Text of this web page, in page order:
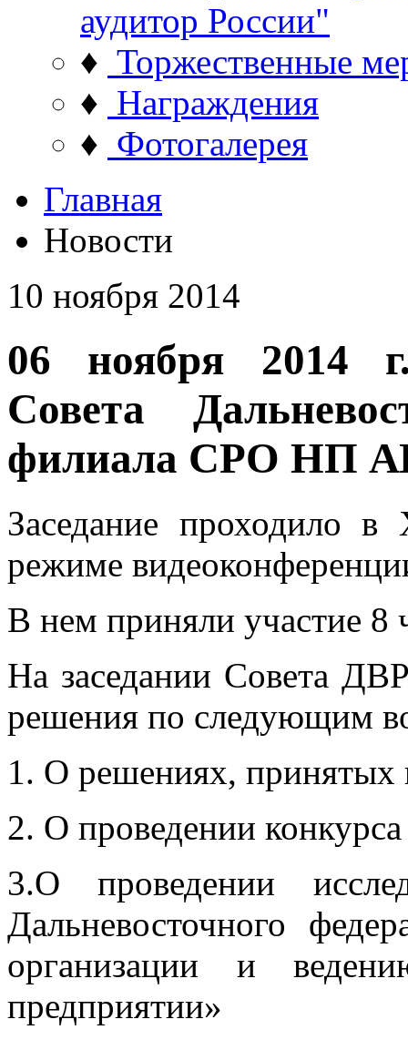
аудитор России"
♦ Торжественные
♦ Награждения
♦ Фотогалерея
Главная
Новости
10 ноября 2014
06 ноября 2014 г.
Совета
филиала СРО НП
Заседание проходило
режиме
В нем приняли участие
На заседании Совета
решения по следующим
1. О решениях,
2. О проведении
3.О проведении
Дальневосточного
организации и
предприятии»